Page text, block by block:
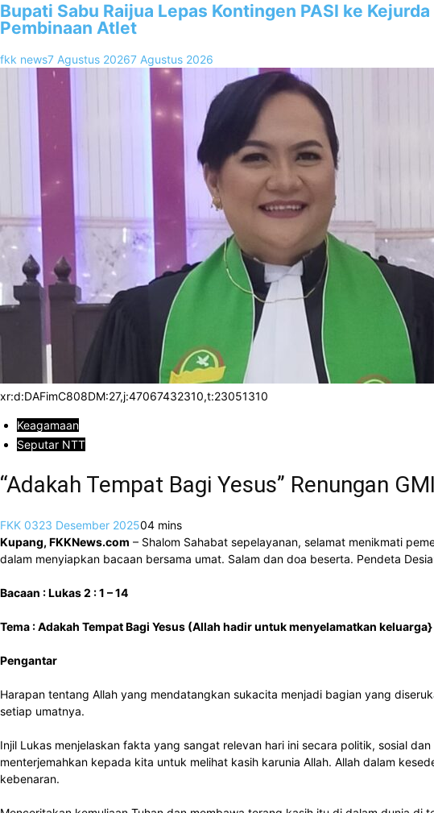
Bupati Sabu Raijua Lepas Kontingen PASI ke
Pembinaan Atlet
fkk news7 Agustus 20267 Agustus 2026
xr:d:DAFimC808DM:27,j:47067432310,t:23051310
Keagamaan
Seputar NTT
“Adakah Tempat Bagi Yesus” Renungan
FKK 0323 Desember 202504 mins
Kupang, FKKNews.com – Shalom Sahabat sepelayanan, selamat menikmati
dalam menyiapkan bacaan bersama umat. Salam dan doa beserta. Pendeta
Bacaan : Lukas 2 : 1 – 14
Tema : Adakah Tempat Bagi Yesus (Allah hadir untuk menyelamatkan keluarga}
Pengantar
Harapan tentang Allah yang mendatangkan sukacita menjadi bagian yang
setiap umatnya.
Injil Lukas menjelaskan fakta yang sangat relevan hari ini secara politik, sosial
menterjemahkan kepada kita untuk melihat kasih karunia Allah. Allah dalam
kebenaran.